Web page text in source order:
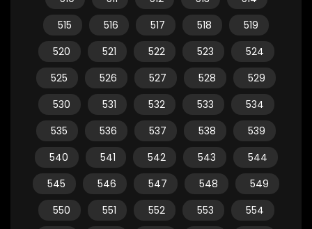
515
516 517 518
519
520
521 522 523
524
525
526 527 528
529
530
531 532 533
534
535
536 537 538
539
540
541 542 543
544
545
546 547 548
549
550
551 552 553
554